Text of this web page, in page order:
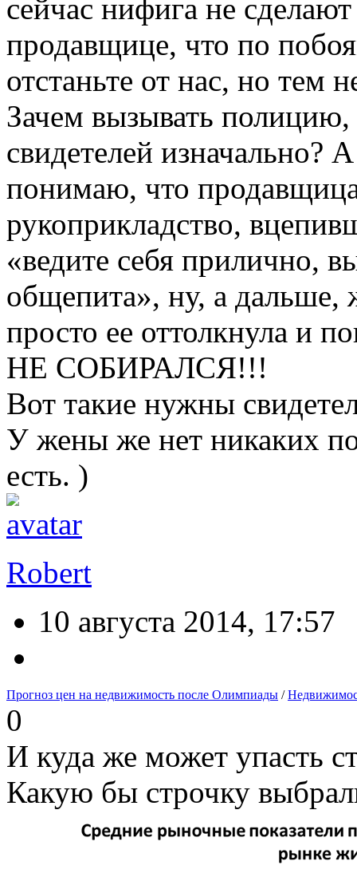
сейчас нифига не
продавщице, что по
отстаньте от нас, но тем
Зачем вызывать полицию,
свидетелей изначально?
понимаю, что
рукоприкладство,
«ведите себя прилично,
общепита», ну, а дальше,
просто ее оттолкнула
НЕ СОБИРАЛСЯ!!!
Вот такие нужны
У жены же нет никаких
есть. )
Robert
10 августа 2014, 17:57
Прогноз цен на недвижимость после Олимпиады /
0
И куда же может упасть
Какую бы строчку